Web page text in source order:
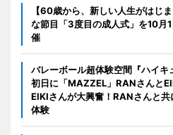
【60歳から、新しい人生がはじ
な節目「3度目の成人式」を10月
催
バレーボール超体験空間『ハイ
初日に「MAZZEL」RANさんと
EIKIさんが大興奮！RANさんと
体験